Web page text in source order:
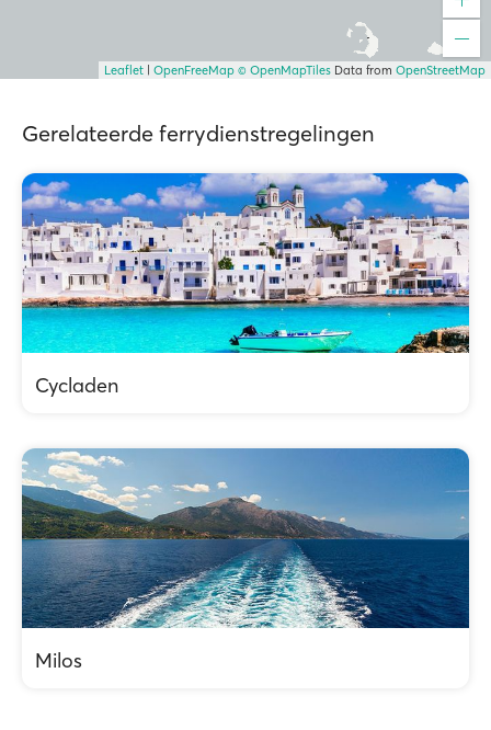
Leaflet OpenFreeMap © OpenMapTiles Data from OpenStreetMap
Gerelateerde ferrydienstregelingen
Cycladen
Milos